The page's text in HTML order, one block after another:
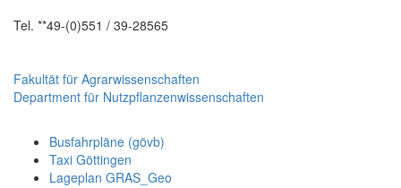
Tel. **49-(0)551 / 39-28565
Fakultät für Agrarwissenschaften
Department für Nutzpflanzenwissenschaften
Busfahrpläne (gövb)
Taxi Göttingen
Lageplan GRAS_Geo